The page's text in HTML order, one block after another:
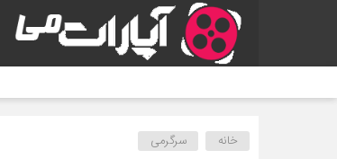
خانه سرگرمی